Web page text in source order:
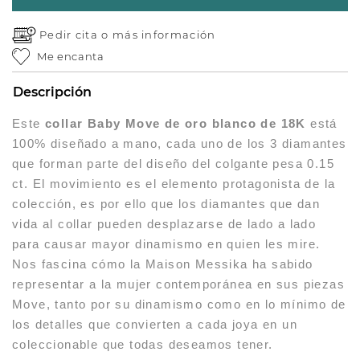
Pedir cita o más información
Me encanta
Descripción
Este collar Baby Move de oro blanco de 18Kestá
100% diseñado a mano, cada uno de los 3 diamantes
que forman parte del diseño del colgante pesa 0.15
ct. El movimiento es el elemento protagonista de la
colección, es por ello que los diamantes que dan
vida al collar pueden desplazarse de lado a lado
para causar mayor dinamismo en quien les mire.
Nos fascina cómo la Maison Messika ha sabido
representar a la mujer contemporánea en sus piezas
Move, tanto por su dinamismo como en lo mínimo de
los detalles que convierten a cada joya en un
coleccionable que todas deseamos tener.